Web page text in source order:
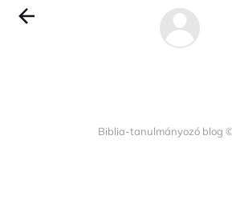
Biblia-tanulmányozó blog